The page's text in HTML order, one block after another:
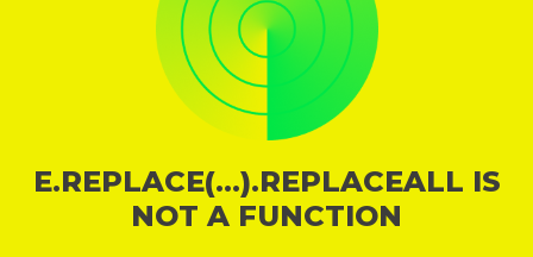
E.REPLACE(...).REPLACEALL IS
NOT A FUNCTION